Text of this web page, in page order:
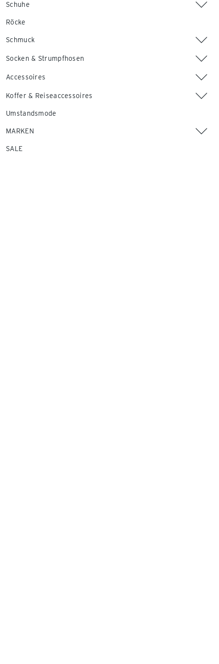
Schuhe
Röcke
Schmuck
Socken & Strumpfhosen
Accessoires
Koffer & Reiseaccessoires
Umstandsmode
MARKEN
SALE